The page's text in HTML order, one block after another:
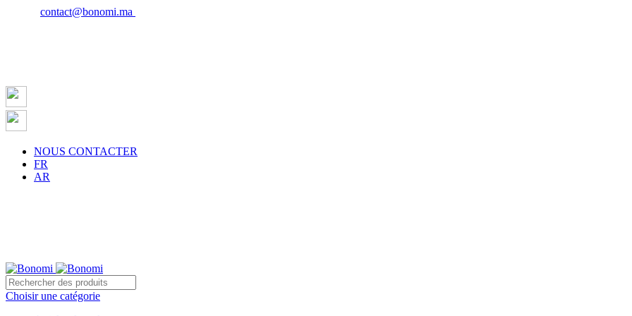
contact@bonomi.ma
NOUS CONTACTER
FR
AR
Choisir une catégorie